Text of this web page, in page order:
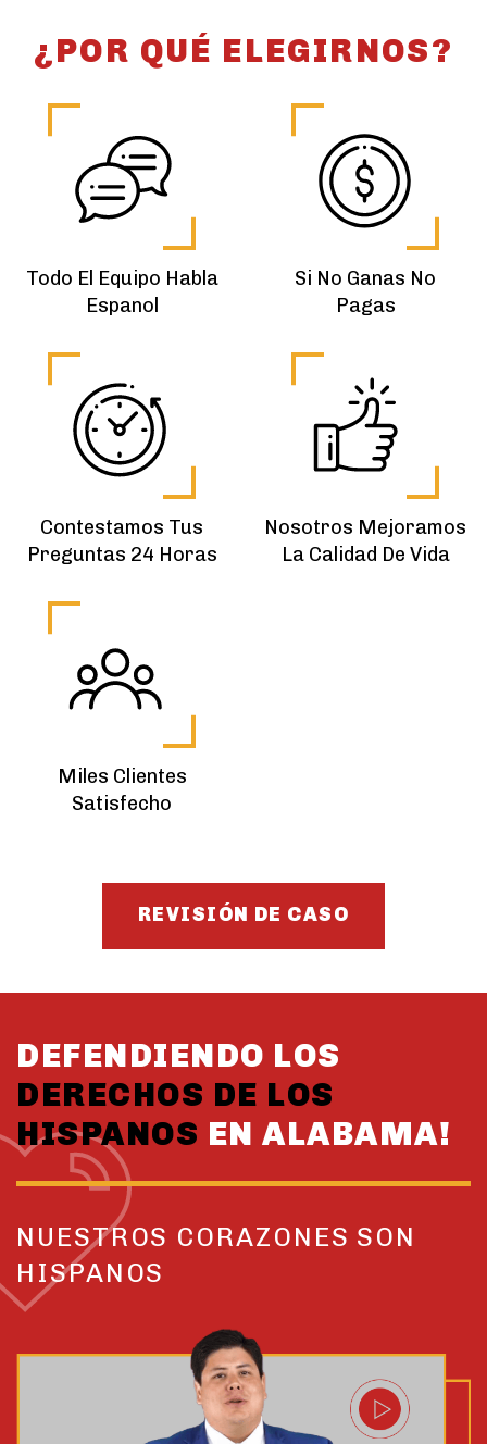
¿POR QUÉ ELEGIRNOS?
Todo El Equipo Habla
Espanol
Si No Ganas No
Pagas
Contestamos Tus
Preguntas 24 Horas
Nosotros Mejoramos
La Calidad De Vida
Miles Clientes
Satisfecho
REVISIÓN DE CASO
DEFENDIENDO LOS
DERECHOS DE LOS
HISPANOS EN ALABAMA!
NUESTROS CORAZONES SON
HISPANOS